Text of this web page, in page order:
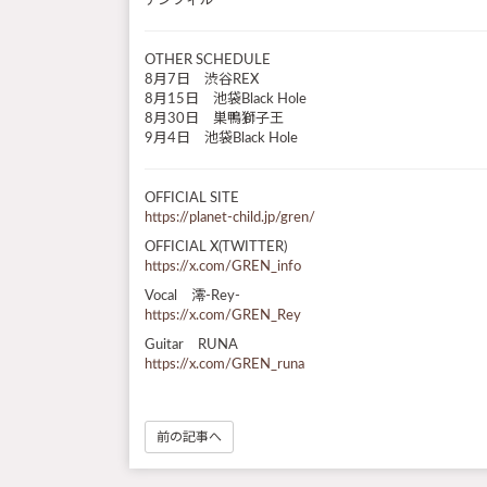
OTHER SCHEDULE
8月7日 渋谷REX
8月15日 池袋Black Hole
8月30日 巣鴨獅子王
9月4日 池袋Black Hole
OFFICIAL SITE
https://planet-child.jp/gren/
OFFICIAL X(TWITTER)
https://x.com/GREN_info
Vocal 澪-Rey-
https://x.com/GREN_Rey
Guitar RUNA
https://x.com/GREN_runa
前の記事へ